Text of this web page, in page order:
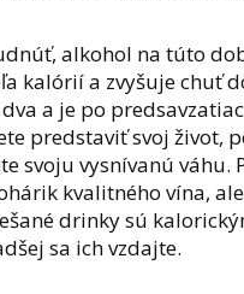
alkohol na túto
kalórií a zvyšuje chuť
a je po
predstaviť svoj život,
svoju vysnívanú váhu.
kvalitného vína,
drinky sú
sa ich vzdajte.